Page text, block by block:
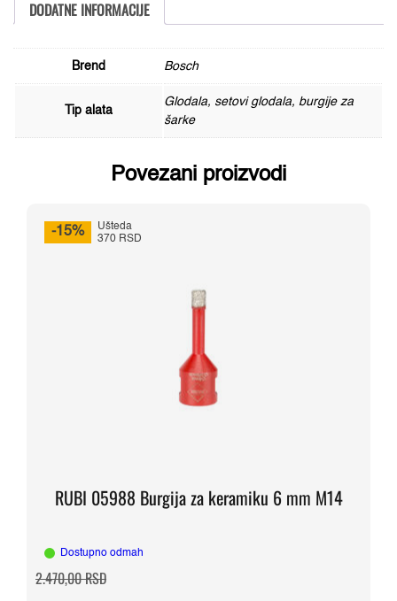
količina
DODATNE INFORMACIJE
Brend Bosch
Tip alata
Glodala, setovi glodala, burgije za
šarke
Povezani proizvodi
-15%
Ušteda
370 RSD
RUBI 05988 Burgija za keramiku 6 mm M14
Dostupno odmah
2.470,00RSDOriginalna
cena
Trenutna
cena